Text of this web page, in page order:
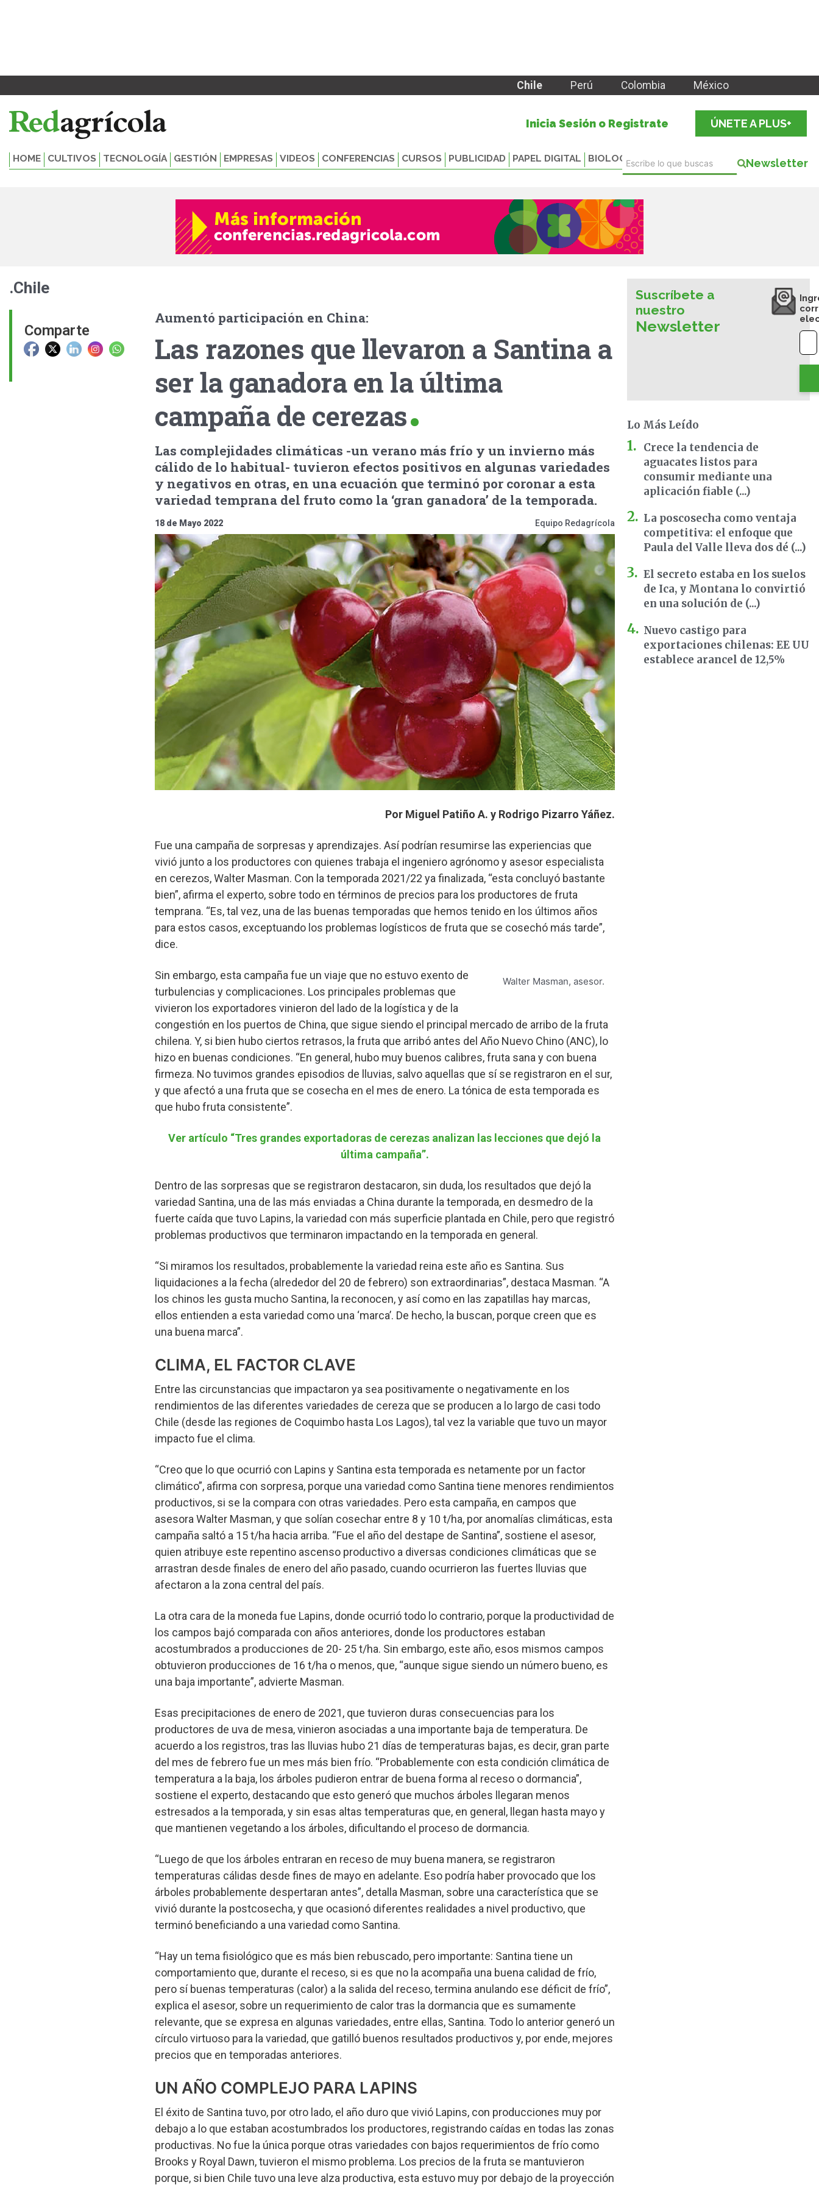
Chile Perú Colombia México
Inicia Sesión o Registrate ÚNETE A PLUS+
HOME CULTIVOS TECNOLOGÍA GESTIÓN EMPRESAS VIDEOS CONFERENCIAS CURSOS PUBLICIDAD PAPEL DIGITAL BIOLOGICALS Newsletter
.Chile
Comparte
Aumentó participación en China:
Las razones que llevaron a Santina a
ser la ganadora en la última
campaña de cerezas
Las complejidades climáticas -un verano más frío y un invierno más
cálido de lo habitual- tuvieron efectos positivos en algunas variedades
y negativos en otras, en una ecuación que terminó por coronar a esta
variedad temprana del fruto como la ‘gran ganadora’ de la temporada.
18 de Mayo 2022 Equipo Redagrícola
Por Miguel Patiño A. y Rodrigo Pizarro Yáñez.
Fue una campaña de sorpresas y aprendizajes. Así podrían resumirse las experiencias que
vivió junto a los productores con quienes trabaja el ingeniero agrónomo y asesor especialista
en cerezos, Walter Masman. Con la temporada 2021/22 ya finalizada, “esta concluyó bastante
bien”, afirma el experto, sobre todo en términos de precios para los productores de fruta
temprana. “Es, tal vez, una de las buenas temporadas que hemos tenido en los últimos años
para estos casos, exceptuando los problemas logísticos de fruta que se cosechó más tarde”,
dice.
Walter Masman, asesor.
Sin embargo, esta campaña fue un viaje que no estuvo exento de
turbulencias y complicaciones. Los principales problemas que
vivieron los exportadores vinieron del lado de la logística y de la
congestión en los puertos de China, que sigue siendo el principal mercado de arribo de la fruta
chilena. Y, si bien hubo ciertos retrasos, la fruta que arribó antes del Año Nuevo Chino (ANC), lo
hizo en buenas condiciones. “En general, hubo muy buenos calibres, fruta sana y con buena
firmeza. No tuvimos grandes episodios de lluvias, salvo aquellas que sí se registraron en el sur,
y que afectó a una fruta que se cosecha en el mes de enero. La tónica de esta temporada es
que hubo fruta consistente”.
Ver artículo “Tres grandes exportadoras de cerezas analizan las lecciones que dejó la
última campaña”.
Dentro de las sorpresas que se registraron destacaron, sin duda, los resultados que dejó la
variedad Santina, una de las más enviadas a China durante la temporada, en desmedro de la
fuerte caída que tuvo Lapins, la variedad con más superficie plantada en Chile, pero que registró
problemas productivos que terminaron impactando en la temporada en general.
“Si miramos los resultados, probablemente la variedad reina este año es Santina. Sus
liquidaciones a la fecha (alrededor del 20 de febrero) son extraordinarias”, destaca Masman. “A
los chinos les gusta mucho Santina, la reconocen, y así como en las zapatillas hay marcas,
ellos entienden a esta variedad como una ‘marca’. De hecho, la buscan, porque creen que es
una buena marca”.
CLIMA, EL FACTOR CLAVE
Entre las circunstancias que impactaron ya sea positivamente o negativamente en los
rendimientos de las diferentes variedades de cereza que se producen a lo largo de casi todo
Chile (desde las regiones de Coquimbo hasta Los Lagos), tal vez la variable que tuvo un mayor
impacto fue el clima.
“Creo que lo que ocurrió con Lapins y Santina esta temporada es netamente por un factor
climático”, afirma con sorpresa, porque una variedad como Santina tiene menores rendimientos
productivos, si se la compara con otras variedades. Pero esta campaña, en campos que
asesora Walter Masman, y que solían cosechar entre 8 y 10 t/ha, por anomalías climáticas, esta
campaña saltó a 15 t/ha hacia arriba. “Fue el año del destape de Santina”, sostiene el asesor,
quien atribuye este repentino ascenso productivo a diversas condiciones climáticas que se
arrastran desde finales de enero del año pasado, cuando ocurrieron las fuertes lluvias que
afectaron a la zona central del país.
La otra cara de la moneda fue Lapins, donde ocurrió todo lo contrario, porque la productividad de
los campos bajó comparada con años anteriores, donde los productores estaban
acostumbrados a producciones de 20- 25 t/ha. Sin embargo, este año, esos mismos campos
obtuvieron producciones de 16 t/ha o menos, que, “aunque sigue siendo un número bueno, es
una baja importante”, advierte Masman.
Esas precipitaciones de enero de 2021, que tuvieron duras consecuencias para los
productores de uva de mesa, vinieron asociadas a una importante baja de temperatura. De
acuerdo a los registros, tras las lluvias hubo 21 días de temperaturas bajas, es decir, gran parte
del mes de febrero fue un mes más bien frío. “Probablemente con esta condición climática de
temperatura a la baja, los árboles pudieron entrar de buena forma al receso o dormancia”,
sostiene el experto, destacando que esto generó que muchos árboles llegaran menos
estresados a la temporada, y sin esas altas temperaturas que, en general, llegan hasta mayo y
que mantienen vegetando a los árboles, dificultando el proceso de dormancia.
“Luego de que los árboles entraran en receso de muy buena manera, se registraron
temperaturas cálidas desde fines de mayo en adelante. Eso podría haber provocado que los
árboles probablemente despertaran antes”, detalla Masman, sobre una característica que se
vivió durante la postcosecha, y que ocasionó diferentes realidades a nivel productivo, que
terminó beneficiando a una variedad como Santina.
“Hay un tema fisiológico que es más bien rebuscado, pero importante: Santina tiene un
comportamiento que, durante el receso, si es que no la acompaña una buena calidad de frío,
pero sí buenas temperaturas (calor) a la salida del receso, termina anulando ese déficit de frío”,
explica el asesor, sobre un requerimiento de calor tras la dormancia que es sumamente
relevante, que se expresa en algunas variedades, entre ellas, Santina. Todo lo anterior generó un
círculo virtuoso para la variedad, que gatilló buenos resultados productivos y, por ende, mejores
precios que en temporadas anteriores.
UN AÑO COMPLEJO PARA LAPINS
El éxito de Santina tuvo, por otro lado, el año duro que vivió Lapins, con producciones muy por
debajo a lo que estaban acostumbrados los productores, registrando caídas en todas las zonas
productivas. No fue la única porque otras variedades con bajos requerimientos de frío como
Brooks y Royal Dawn, tuvieron el mismo problema. Los precios de la fruta se mantuvieron
porque, si bien Chile tuvo una leve alza productiva, esta estuvo muy por debajo de la proyección
Suscríbete a
nuestro
Newsletter
Lo Más Leído
Crece la tendencia de
aguacates listos para
consumir mediante una
aplicación fiable (...)
La poscosecha como ventaja
competitiva: el enfoque que
Paula del Valle lleva dos dé (...)
El secreto estaba en los suelos
de Ica, y Montana lo convirtió
en una solución de (...)
Nuevo castigo para
exportaciones chilenas: EE UU
establece arancel de 12,5%